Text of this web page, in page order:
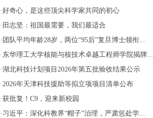
·好奇心，是这些顶尖科学家共同的初心
· 田志坚：祖国最需要，我们最适合
· 团队平均年龄28岁，两位“95后”复旦博士领衔...
· 东华理工大学核能与核技术卓越工程师学院揭牌...
·湖北科技计划项目2026年第五批验收结果公示
·2026年天津科技援助等拟立项项目清单公布
·获批复！C9，迎来新校园
· 习近平：深化科教界“帽子”治理，严肃惩处学...